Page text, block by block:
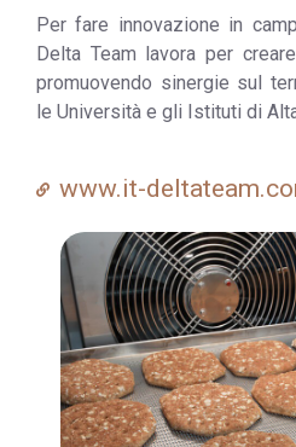
Per fare innovazione in
Delta Team lavora per
promuovendo sinergie sul
le Università e gli Istituti di
www.it-